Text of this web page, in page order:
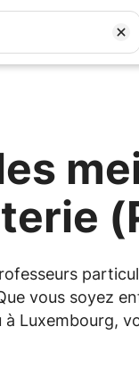
vous soyez
Luxembourg,